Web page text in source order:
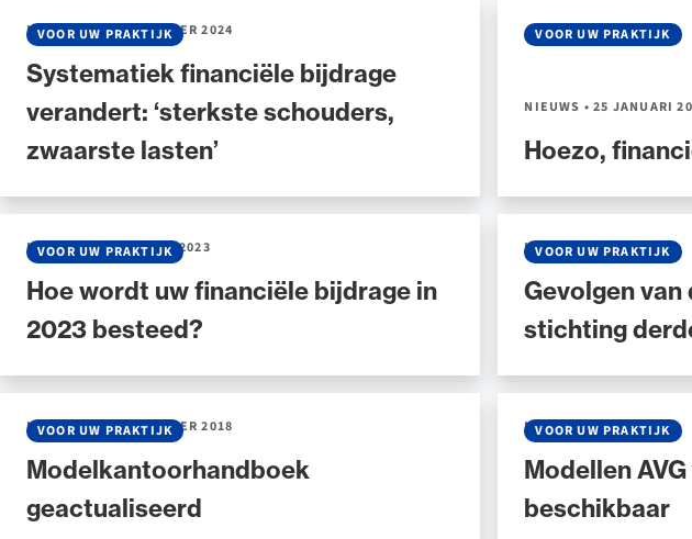
Systematiek financiële bijdrage
verandert: ‘sterkste schouders,
zwaarste lasten’
VOOR UW PRAKTIJK
NIEUWS•30 SEPTEMBER 2024
Hoezo,
VOOR UW PRAKTIJK
NIEUWS • 25 JANUARI
Hoe wordt uw financiële bijdrage in
2023 besteed?
VOOR UW PRAKTIJK
NIEUWS•19 JANUARI 2023
Gevolgen van
stichting
VOOR UW PRAKTIJK
NIEUWS•12 JULI 2021
Modelkantoorhandboek
geactualiseerd
VOOR UW PRAKTIJK
NIEUWS•27 SEPTEMBER 2018
Modellen
beschikbaar
VOOR UW PRAKTIJK
NIEUWS•11 MEI 2018